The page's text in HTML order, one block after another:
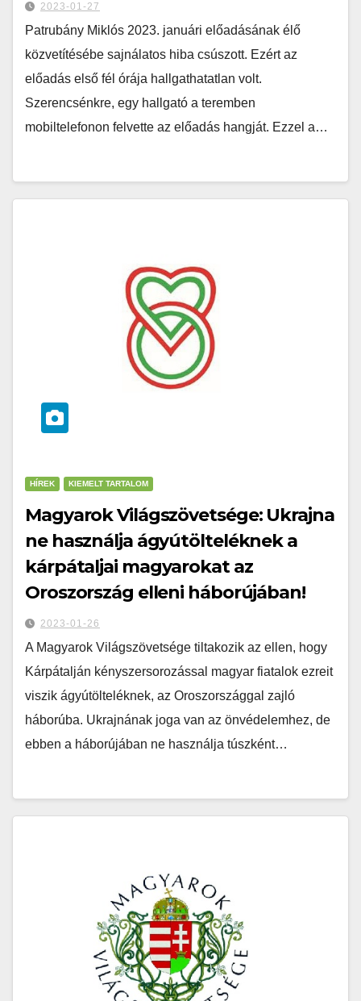
2023-01-27
Patrubány Miklós 2023. januári előadásának élő
közvetítésébe sajnálatos hiba csúszott. Ezért az
előadás első fél órája hallgathatatlan volt.
Szerencsénkre, egy hallgató a teremben
mobiltelefonon felvette az előadás hangját. Ezzel a…
HÍREK KIEMELT TARTALOM
Magyarok Világszövetsége: Ukrajna
ne használja ágyútölteléknek a
kárpátaljai magyarokat az
Oroszország elleni háborújában!
2023-01-26
A Magyarok Világszövetsége tiltakozik az ellen, hogy
Kárpátalján kényszersorozással magyar fiatalok ezreit
viszik ágyútölteléknek, az Oroszországgal zajló
háborúba. Ukrajnának joga van az önvédelemhez, de
ebben a háborújában ne használja túszként…